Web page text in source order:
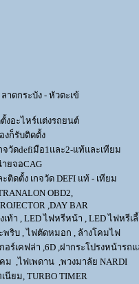
ลาดกระบัง - หัวตะเข้
งอะไหร์แต่งรถยนต์
งก็รับติดตั้ง
จวัดdefiมือ1และ2-แท้และเทียม
ยจอCAG
ติดตั้ง เกจวัด DEFI แท้ - เทียม
OBD2,
,DAY BAR
เท้า , LED ไฟหรีหน้า , LED ไฟหรีเ
พริบ , ไฟตัดหมอก , ล้างโคมไฟ
อร์เคฟล่า ,6D ,ฝากระโปรงหน้ารถ
ม ,ไฟเพดาน ,พวงมาลัย NARDI
นียม, TURBO TIMER